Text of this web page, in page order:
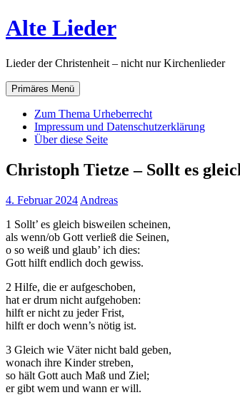
Zum
Inhalt
Alte Lieder
Lieder der Christenheit – nicht nur Kirchenlieder
Primäres Menü
Zum Thema Urheberrecht
Impressum und Datenschutzerklärung
Über diese Seite
Christoph Tietze – Sollt es
4. Februar 2024 Andreas
1 Sollt’ es gleich bisweilen scheinen,
als wenn/ob Gott verließ die Seinen,
o so weiß und glaub’ ich dies:
Gott hilft endlich doch gewiss.
2 Hilfe, die er aufgeschoben,
hat er drum nicht aufgehoben:
hilft er nicht zu jeder Frist,
hilft er doch wenn’s nötig ist.
3 Gleich wie Väter nicht bald geben,
wonach ihre Kinder streben,
so hält Gott auch Maß und Ziel;
er gibt wem und wann er will.